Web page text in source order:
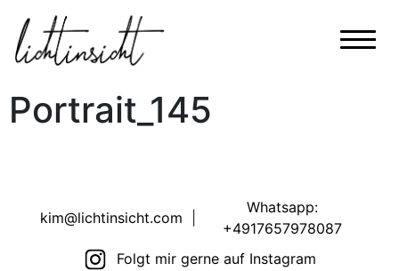
Portrait_145
kim@lichtinsicht.com
Whatsapp:
+4917657978087
Folgt mir gerne auf Instagram